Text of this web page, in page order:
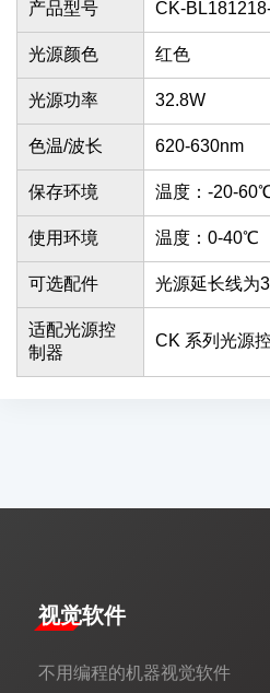
产品型号 CK-
光源颜色 红色
光源功率 32.8W
色温/波长 620-630nm
保存环境 温度：-20-
使用环境 温度：0-40℃
可选配件 光源延长线为
适配光源控
制器
CK 系列光源
视觉软件
不用编程的机器视觉软件